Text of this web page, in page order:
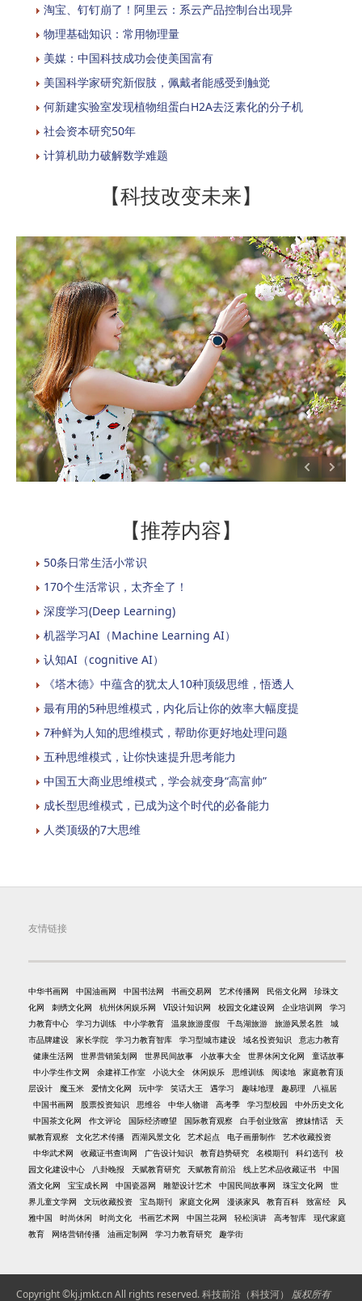
淘宝、钉钉崩了！阿里云：系云产品控制台出现异
物理基础知识：常用物理量
美媒：中国科技成功会使美国富有
美国科学家研究新假肢，佩戴者能感受到触觉
何新建实验室发现植物组蛋白H2A去泛素化的分子机
社会资本研究50年
计算机助力破解数学难题
【科技改变未来】
【推荐内容】
50条日常生活小常识
170个生活常识，太齐全了！
深度学习(Deep Learning)
机器学习AI（Machine Learning AI）
认知AI（cognitive AI）
《塔木德》中蕴含的犹太人10种顶级思维，悟透人
最有用的5种思维模式，内化后让你的效率大幅度提
7种鲜为人知的思维模式，帮助你更好地处理问题
五种思维模式，让你快速提升思考能力
中国五大商业思维模式，学会就变身“高富帅”
成长型思维模式，已成为这个时代的必备能力
人类顶级的7大思维
友情链接
中华书画网 中国油画网 中国书法网 书画交易网 艺术传播网 民俗文化网
珍珠文
化网
刺绣文化网 杭州休闲娱乐网 VI设计知识网 校园文化建设网 企业培训网
学习
力教育中心
学习力训练 中小学教育 温泉旅游度假 千岛湖旅游 旅游风景名胜
城
市品牌建设
家长学院 学习力教育智库 学习型城市建设 域名投资知识
意志力教育
健康生活网
世界营销策划网 世界民间故事 小故事大全 世界休闲文化网
童话故事
中小学生作文网
余建祥工作室 小说大全 休闲娱乐 思维训练 阅读地
家庭教育顶
层设计
魔玉米 爱情文化网 玩中学 笑话大王 遇学习 趣味地理 趣易理
八福居
中国书画网
股票投资知识 思维谷 中华人物谱 高考季 学习型校园
中外历史文化
中国茶文化网
作文评论 国际经济瞭望 国际教育观察 白手创业致富 撩妹情话
天
赋教育观察
文化艺术传播 西湖风景文化 艺术起点 电子画册制作
艺术收藏投资
中华武术网
收藏证书查询网 广告设计知识 教育趋势研究 名模期刊 科幻选刊
校
园文化建设中心
八卦晚报 天赋教育研究 天赋教育前沿 线上艺术品收藏证书
中国
酒文化网
宝宝成长网 中国瓷器网 雕塑设计艺术 中国民间故事网 珠宝文化网
世
界儿童文学网
文玩收藏投资 宝岛期刊 家庭文化网 漫谈家风 教育百科 致富经
风
雅中国
时尚休闲 时尚文化 书画艺术网 中国兰花网 轻松演讲 高考智库
现代家庭
教育
网络营销传播 油画定制网 学习力教育研究 趣学街
Copyright ©kj.jmkt.cn All rights reserved.科技前沿（科技河） 版权所有